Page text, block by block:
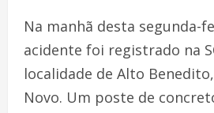
Na manhã desta segunda-
acidente foi registrado na
localidade de Alto
Novo. Um poste de